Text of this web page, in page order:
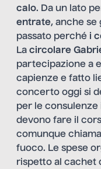
calo. Da un lato
entrate, anche se
passato perché i
La circolare
partecipazione a
capienze e fatto
concerto oggi si
per le
devono fare il
comunque
fuoco. Le spese
rispetto al cachet